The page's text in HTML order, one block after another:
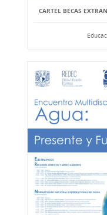
CARTEL BECAS